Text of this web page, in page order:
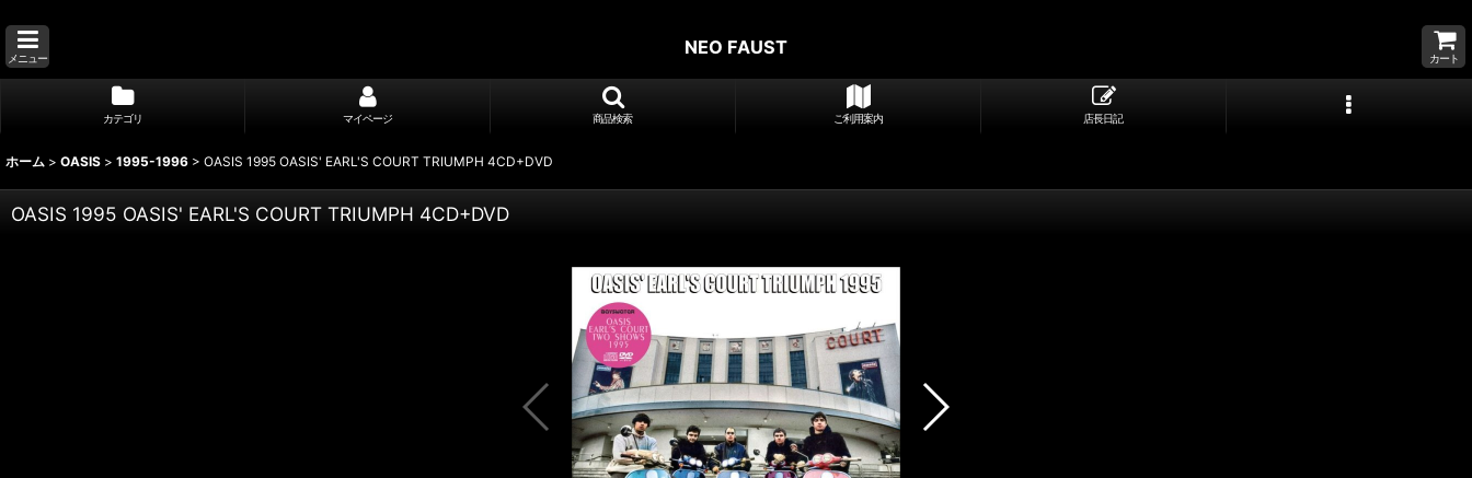
メニュー
NEO FAUST
カート
カテゴリ マイページ 商品検索 ご利用案内 店長日記
ホーム > OASIS > 1995-1996 > OASIS 1995 OASIS' EARL'S COURT TRIUMPH 4CD+DVD
OASIS 1995 OASIS' EARL'S COURT TRIUMPH 4CD+DVD